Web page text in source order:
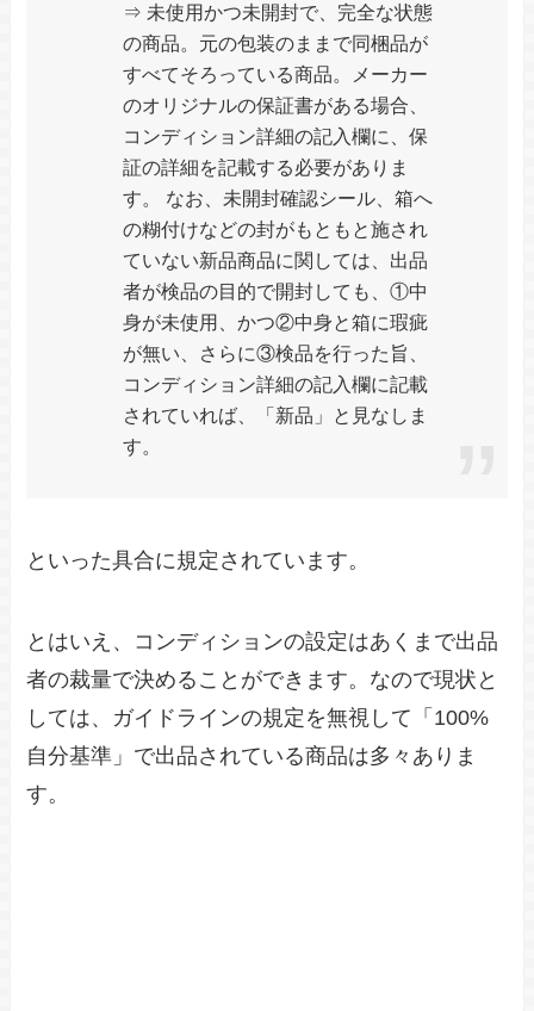
⇒ 未使用かつ未開封で、完全な状態
の商品。元の包装のままで同梱品が
すべてそろっている商品。メーカー
のオリジナルの保証書がある場合、
コンディション詳細の記入欄に、保
証の詳細を記載する必要がありま
す。 なお、未開封確認シール、箱へ
の糊付けなどの封がもともと施され
ていない新品商品に関しては、出品
者が検品の目的で開封しても、①中
身が未使用、かつ②中身と箱に瑕疵
が無い、さらに③検品を行った旨、
コンディション詳細の記入欄に記載
されていれば、「新品」と見なしま
す。
といった具合に規定されています。
とはいえ、コンディションの設定はあくまで出品
者の裁量で決めることができます。なので現状と
しては、ガイドラインの規定を無視して「100%
自分基準」で出品されている商品は多々ありま
す。